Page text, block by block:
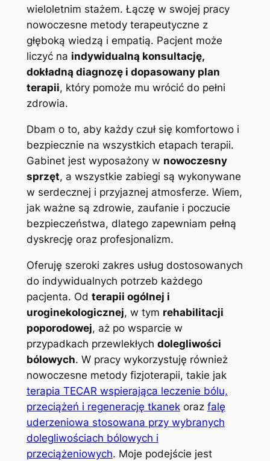
wieloletnim stażem. Łączę w swojej pracy
nowoczesne metody terapeutyczne z
głęboką wiedzą i empatią. Pacjent może
liczyć na indywidualną konsultację,
dokładną diagnozę i dopasowany plan
terapii, który pomoże mu wrócić do pełni
zdrowia.
Dbam o to, aby każdy czuł się komfortowo i
bezpiecznie na wszystkich etapach terapii.
Gabinet jest wyposażony w nowoczesny
sprzęt, a wszystkie zabiegi są wykonywane
w serdecznej i przyjaznej atmosferze. Wiem,
jak ważne są zdrowie, zaufanie i poczucie
bezpieczeństwa, dlatego zapewniam pełną
dyskrecję oraz profesjonalizm.
Oferuję szeroki zakres usług dostosowanych
do indywidualnych potrzeb każdego
pacjenta. Od terapii ogólnej i
uroginekologicznej, w tym rehabilitacji
poporodowej, aż po wsparcie w
przypadkach przewlekłych dolegliwości
bólowych. W pracy wykorzystuję również
nowoczesne metody fizjoterapii, takie jak
terapia TECAR wspierająca leczenie bólu,
przeciążeń i regenerację tkanekoraz falę
uderzeniowa stosowana przy wybranych
dolegliwościach bólowych i
przeciążeniowych. Moje podejście jest